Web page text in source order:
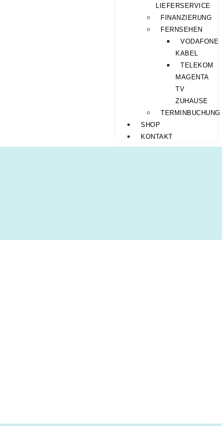
LIEFERSERVICE
FINANZIERUNG
FERNSEHEN
VODAFONE
KABEL
TELEKOM
MAGENTA
TV
ZUHAUSE
TERMINBUCHUNG
SHOP
KONTAKT